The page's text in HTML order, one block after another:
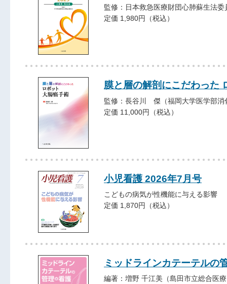
監修：日本救急医療財団心肺蘇生法委
定価 1,980円（税込）
膜と層の解剖にこだわった
監修：長谷川 傑（福岡大学医学部消
定価 11,000円（税込）
小児看護 2026年7月号
こどもの病気が性機能に与える影響
定価 1,870円（税込）
ミッドラインカテーテルの
編著：増野 千江美（島田市立総合医